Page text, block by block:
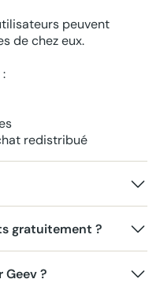
peuvent
de chez eux.
redistribué
gratuitement ?
Geev ?